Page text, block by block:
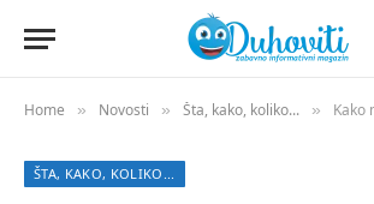
Home » Novosti » Šta, kako, koliko... » Kako
ŠTA, KAKO, KOLIKO...